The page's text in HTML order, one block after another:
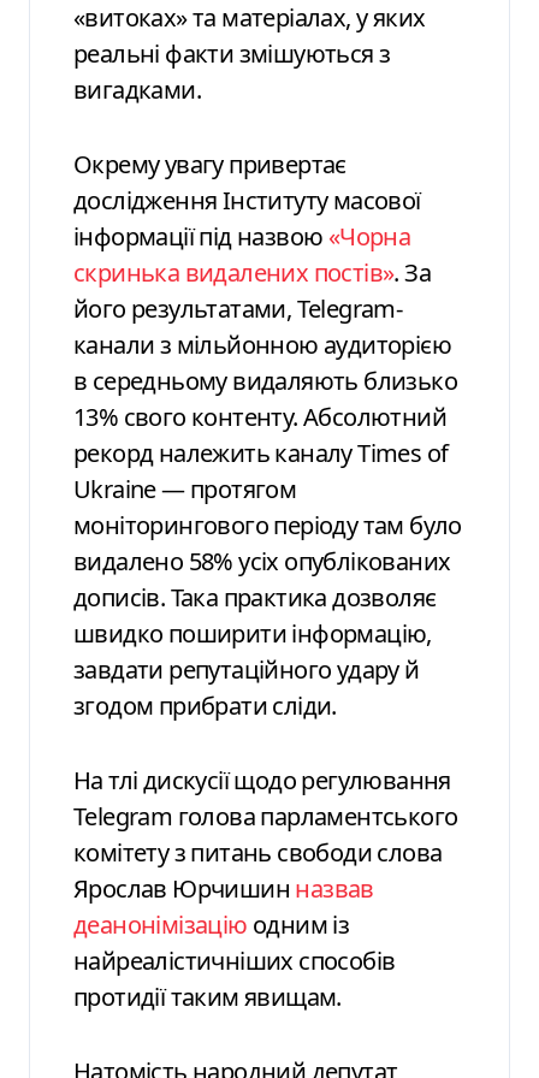
«витоках» та матеріалах, у яких
реальні факти змішуються з
вигадками.
Окрему увагу привертає
дослідження Інституту масової
інформації під назвою «Чорна
скринька видалених постів». За
його результатами, Telegram-
канали з мільйонною аудиторією
в середньому видаляють близько
13% свого контенту. Абсолютний
рекорд належить каналу Times of
Ukraine — протягом
моніторингового періоду там було
видалено 58% усіх опублікованих
дописів. Така практика дозволяє
швидко поширити інформацію,
завдати репутаційного удару й
згодом прибрати сліди.
На тлі дискусії щодо регулювання
Telegram голова парламентського
комітету з питань свободи слова
Ярослав Юрчишин назвав
деанонімізацію одним із
найреалістичніших способів
протидії таким явищам.